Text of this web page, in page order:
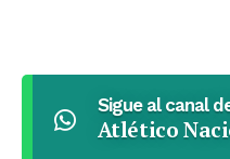
Sigue al canal
Atlético